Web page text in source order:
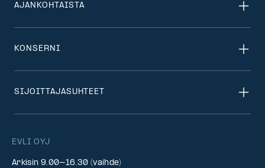
EVLI OYJ
Arkisin 9.00–16.30 (vaihde)
AJANKOHTAISTA
KONSERNI
SIJOITTAJASUHTEET